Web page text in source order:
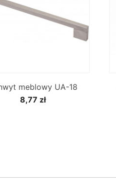
meblowy UA-18
8,77 zł